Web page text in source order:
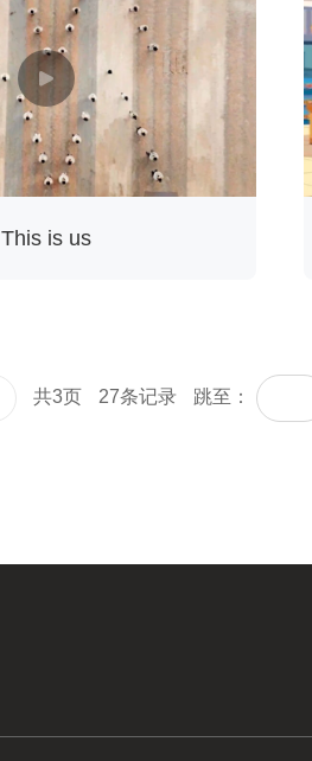
This is us
共3页 27条记录 跳至：